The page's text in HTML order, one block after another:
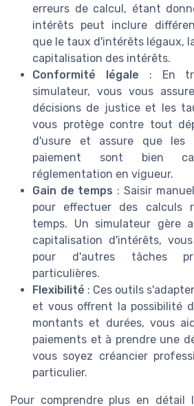
erreurs de calcul, étant
intérêts peut inclure
que le taux d'intérêts légaux,
capitalisation des intérêts.
Conformité légale : En
simulateur, vous vous
décisions de justice et les
vous protège contre tout
d'usure et assure que les
paiement sont bien
réglementation en vigueur.
Gain de temps : Saisir
pour effectuer des calculs
temps. Un simulateur gère
capitalisation d'intérêts,
pour d'autres tâches
particulières.
Flexibilité : Ces outils
et vous offrent la possibilité
montants et durées, vous
paiements et à prendre une
vous soyez créancier
particulier.
Pour comprendre plus en détail